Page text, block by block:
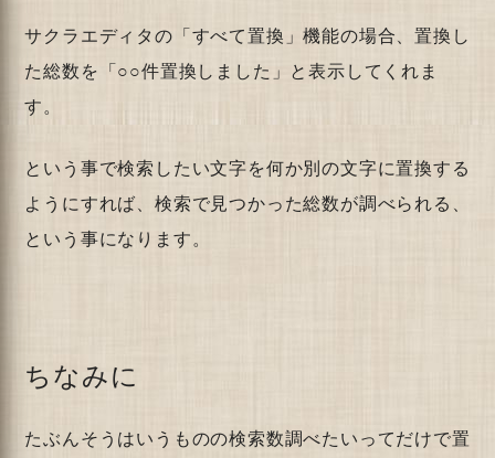
サクラエディタの「すべて置換」機能の場合、置換し
た総数を「○○件置換しました」と表示してくれま
す。
という事で検索したい文字を何か別の文字に置換する
ようにすれば、検索で見つかった総数が調べられる、
という事になります。
ちなみに
たぶんそうはいうものの検索数調べたいってだけで置